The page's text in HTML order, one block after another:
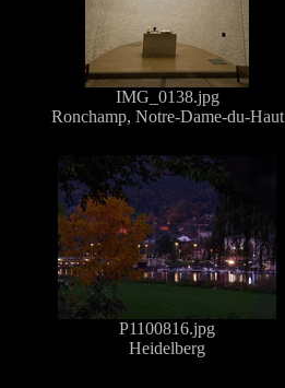
IMG_0138.jpg
Ronchamp, Notre-Dame-du-Haut
P1100816.jpg
Heidelberg